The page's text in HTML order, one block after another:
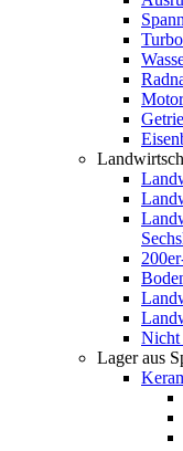
Nicht
Lager aus